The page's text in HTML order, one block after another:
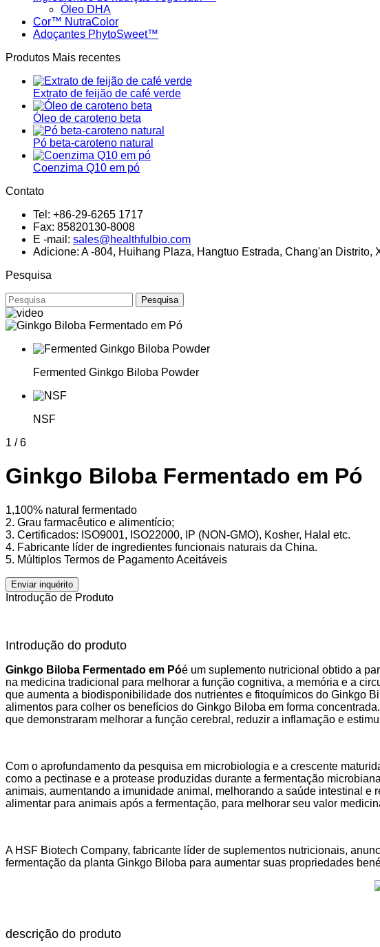
Óleo DHA
Cor™ NutraColor
Adoçantes PhytoSweet™
Produtos Mais recentes
Extrato de feijão de café verde
Óleo de caroteno beta
Pó beta-caroteno natural
Coenzima Q10 em pó
Contato
Tel: +86-29-6265 1717
Fax: 85820130-8008
E -mail: sales@healthfulbio.com
Adicione: A -804, Huihang Plaza, Hangtuo Estrada, Chang'an Distrito,
Pesquisa
Pesquisa
Fermented Ginkgo Biloba Powder
NSF
1 / 6
Ginkgo Biloba Fermentado em Pó
1,100% natural fermentado
2. Grau farmacêutico e alimentício;
3. Certificados: ISO9001, ISO22000, IP (NON-GMO), Kosher, Halal etc.
4. Fabricante líder de ingredientes funcionais naturais da China.
5. Múltiplos Termos de Pagamento Aceitáveis
Enviar inquérito
Introdução de Produto
Introdução do produto
Ginkgo Biloba Fermentado em Póé um suplemento nutricional obtido a
na medicina tradicional para melhorar a função cognitiva, a memória e a
que aumenta a biodisponibilidade dos nutrientes e fitoquímicos do Ginkgo
alimentos para colher os benefícios do Ginkgo Biloba em forma
que demonstraram melhorar a função cerebral, reduzir a inflamação e
Com o aprofundamento da pesquisa em microbiologia e a crescente
como a pectinase e a protease produzidas durante a fermentação
animais, aumentando a imunidade animal, melhorando a saúde intestinal
alimentar para animais após a fermentação, para melhorar seu valor
A HSF Biotech Company, fabricante líder de suplementos nutricionais,
fermentação da planta Ginkgo Biloba para aumentar suas propriedades
descrição do produto